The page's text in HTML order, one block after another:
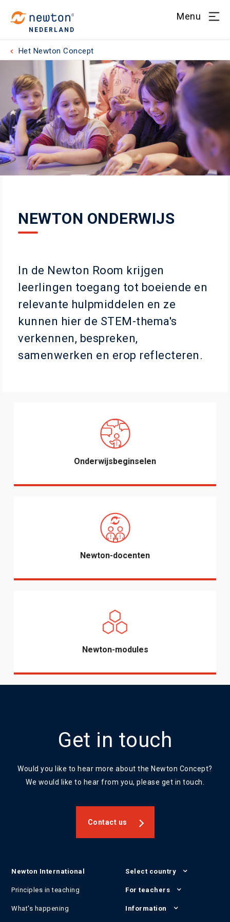
NEDERLAND
Menu
Het Newton Concept
NEWTON ONDERWIJS
In de Newton Room krijgen
leerlingen toegang tot boeiende en
relevante hulpmiddelen en ze
kunnen hier de STEM-thema's
verkennen, bespreken,
samenwerken en erop reflecteren.
Onderwijsbeginselen
Newton-docenten
Newton-modules
Get in touch
Would you like to hear more about the Newton Concept?
We would like to hear from you, please get in touch.
Contact us
Newton International
Principles in teaching
What's happening
Select country
For teachers
Information